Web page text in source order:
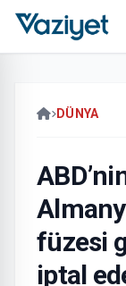
DÜNYA
füzesi
iptal